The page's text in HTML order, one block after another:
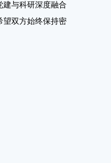
建与科研深度融合
望双方始终保持密